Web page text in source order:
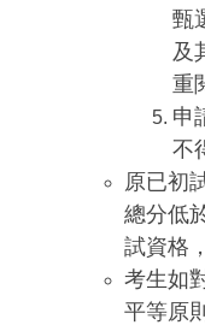
甄
及
重
申
不
原已初
總分低
試資格
考生如
平等原